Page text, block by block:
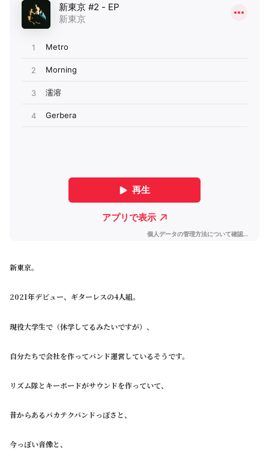
新東京。
2021年デビュー、ギターレスの4人組。
現役大学生で（休学してるみたいですが）、
自分たちで会社を作ってバンド運営しているそうです。
リズム隊とキーボードがサウンドを作っていて、
昔からあるバカテクバンドっぽさと、
今っぽい音像と、